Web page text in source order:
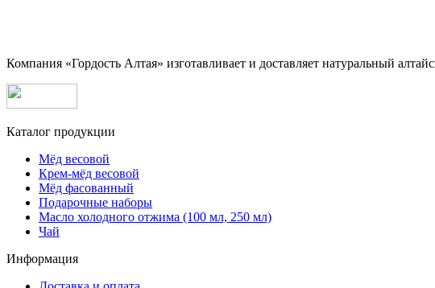
Компания «Гордость Алтая» изготавливает и доставляет натуральный
Каталог продукции
Мёд весовой
Крем-мёд весовой
Мёд фасованный
Подарочные наборы
Масло холодного отжима (100 мл, 250 мл)
Чай
Информация